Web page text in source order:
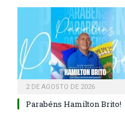
2 DE AGOSTO DE 2026
Parabéns Hamilton Brito!